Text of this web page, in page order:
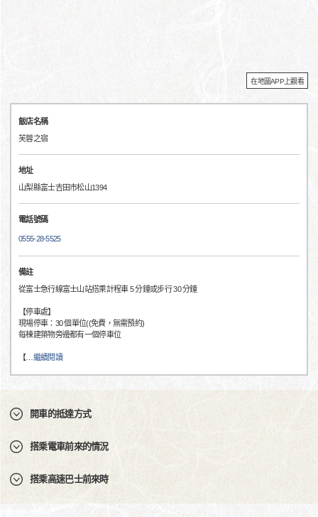
在地圖APP上觀看
飯店名稱
芙蓉之宿
地址
山梨縣富士吉田市松山1394
電話號碼
0555-28-5525
備註
從富士急行線富士山站搭乘計程車 5 分鐘或步行 30 分鐘
【停車處】
現場停車：30 個單位((免費，無需預約)
每棟建築物旁邊都有一個停車位
【 繼續閱讀
開車的抵達方式
搭乘電車前來的情況
搭乘高速巴士前來時